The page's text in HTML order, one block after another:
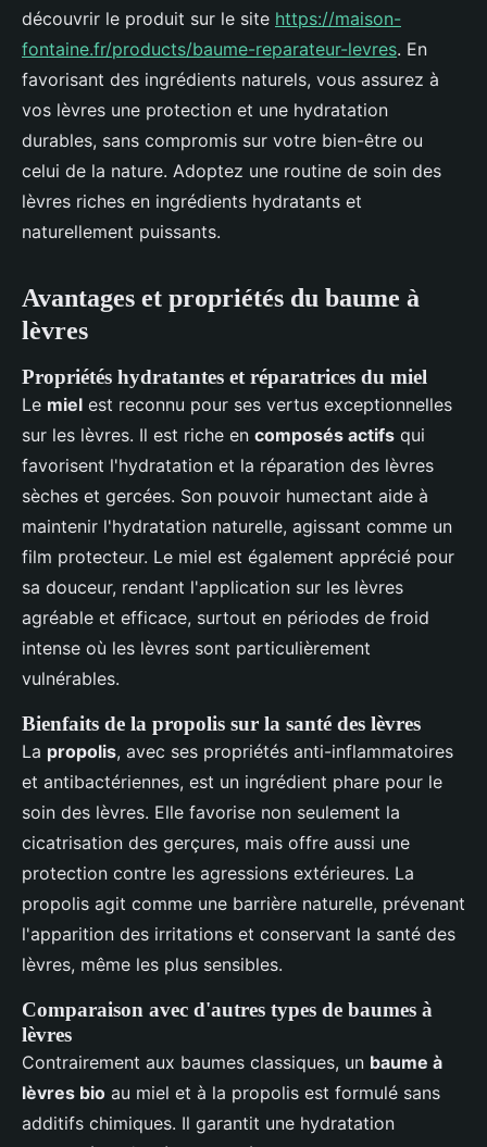
découvrir le produit sur le site https://maison-
fontaine.fr/products/baume-reparateur-levres. En
favorisant des ingrédients naturels, vous assurez à
vos lèvres une protection et une hydratation
durables, sans compromis sur votre bien-être ou
celui de la nature. Adoptez une routine de soin des
lèvres riches en ingrédients hydratants et
naturellement puissants.
Avantages et propriétés du baume à
lèvres
Propriétés hydratantes et réparatrices du miel
Le miel est reconnu pour ses vertus exceptionnelles
sur les lèvres. Il est riche en composés actifs qui
favorisent l'hydratation et la réparation des lèvres
sèches et gercées. Son pouvoir humectant aide à
maintenir l'hydratation naturelle, agissant comme un
film protecteur. Le miel est également apprécié pour
sa douceur, rendant l'application sur les lèvres
agréable et efficace, surtout en périodes de froid
intense où les lèvres sont particulièrement
vulnérables.
Bienfaits de la propolis sur la santé des lèvres
La propolis, avec ses propriétés anti-inflammatoires
et antibactériennes, est un ingrédient phare pour le
soin des lèvres. Elle favorise non seulement la
cicatrisation des gerçures, mais offre aussi une
protection contre les agressions extérieures. La
propolis agit comme une barrière naturelle, prévenant
l'apparition des irritations et conservant la santé des
lèvres, même les plus sensibles.
Comparaison avec d'autres types de baumes à
lèvres
Contrairement aux baumes classiques, un baume à
lèvres bio au miel et à la propolis est formulé sans
additifs chimiques. Il garantit une hydratation